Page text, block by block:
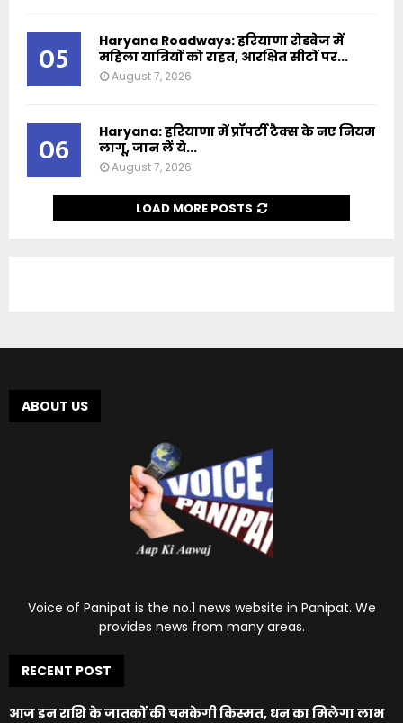
05
Haryana Roadways: हरियाणा रोडवेज में
महिला यात्रियों को राहत, आरक्षित सीटों पर...
August 7, 2026
06
Haryana: हरियाणा में प्रॉपर्टी टैक्स के नए नियम
लागू, जान लें ये...
August 7, 2026
LOAD MORE POSTS
ABOUT US
Voice of Panipat is the no.1 news website in Panipat. We
provides news from many areas.
RECENT POST
आज इन राशि के जातकों की चमकेगी किस्मत, धन का मिलेगा लाभ